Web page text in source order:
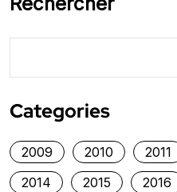
Categories
2009 2010 2011
2014
2015 2016